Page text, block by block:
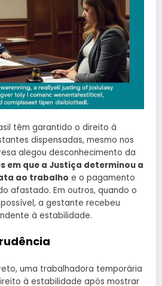
têm garantido o direito à
dispensadas, mesmo nos
alegou desconhecimento da
em que a Justiça determinou a
ao trabalho e o pagamento
afastado. Em outros, quando o
a gestante recebeu
à estabilidade.
uma trabalhadora temporária
à estabilidade após mostrar